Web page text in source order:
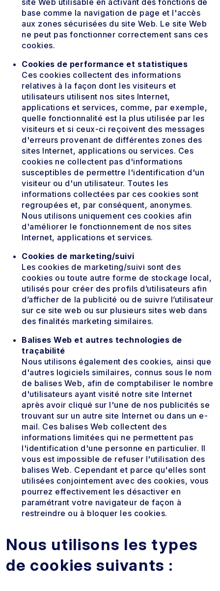
base comme la navigation de page et l'accès
aux zones sécurisées du site Web. Le site Web
ne peut pas fonctionner correctement sans ces
cookies.
Cookies de performance et statistiques
Ces cookies collectent des informations
relatives à la façon dont les visiteurs et
utilisateurs utilisent nos sites Internet,
applications et services, comme, par exemple,
quelle fonctionnalité est la plus utilisée par les
visiteurs et si ceux-ci reçoivent des messages
d'erreurs provenant de différentes zones des
sites Internet, applications ou services. Ces
cookies ne collectent pas d'informations
susceptibles de permettre l'identification d'un
visiteur ou d'un utilisateur. Toutes les
informations collectées par ces cookies sont
regroupées et, par conséquent, anonymes.
Nous utilisons uniquement ces cookies afin
d'améliorer le fonctionnement de nos sites
Internet, applications et services.
Cookies de marketing/suivi
Les cookies de marketing/suivi sont des
cookies ou toute autre forme de stockage local,
utilisés pour créer des profils d’utilisateurs afin
d’afficher de la publicité ou de suivre l’utilisateur
sur ce site web ou sur plusieurs sites web dans
des finalités marketing similaires.
Balises Web et autres technologies de
traçabilité
Nous utilisons également des cookies, ainsi que
d'autres logiciels similaires, connus sous le nom
de balises Web, afin de comptabiliser le nombre
d'utilisateurs ayant visité notre site Internet
après avoir cliqué sur l'une de nos publicités se
trouvant sur un autre site Internet ou dans un e-
mail. Ces balises Web collectent des
informations limitées qui ne permettent pas
l'identification d'une personne en particulier. Il
vous est impossible de refuser l'utilisation des
balises Web. Cependant et parce qu'elles sont
utilisées conjointement avec des cookies, vous
pourrez effectivement les désactiver en
paramétrant votre navigateur de façon à
restreindre ou à bloquer les cookies.
Nous utilisons les types
de cookies suivants :